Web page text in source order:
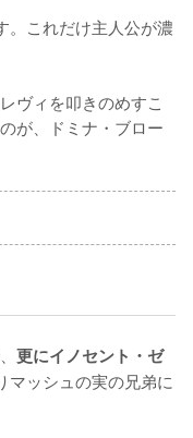
。これだけ主人公が濃
ヴィを叩きのめすこ
が、ドミナ・ブロー
更にイノセント・ゼ
マッシュの実の兄弟に